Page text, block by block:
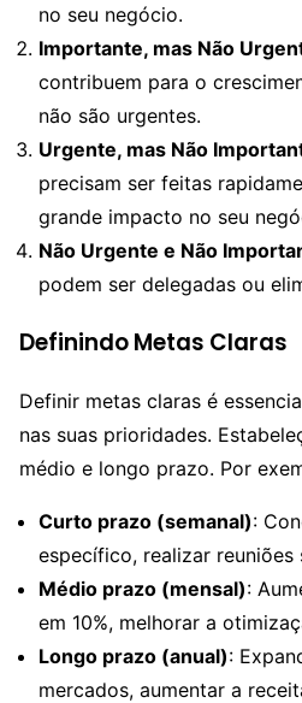
no seu negócio.
Importante, mas Não
contribuem para o
não são urgentes.
Urgente, mas Não
precisam ser feitas
grande impacto no seu
Não Urgente e Não
podem ser delegadas ou
Definindo Metas Claras
Definir metas claras é
nas suas prioridades.
médio e longo prazo. Por
Curto prazo (semanal):
específico, realizar reuniões
Médio prazo (mensal):
em 10%, melhorar a
Longo prazo (anual):
mercados, aumentar a